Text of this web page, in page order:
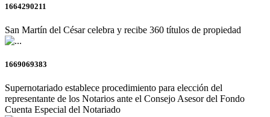
1664290211
San Martín del César celebra y recibe 360 títulos de propiedad
1669069383
Supernotariado establece procedimiento para elección del
representante de los Notarios ante el Consejo Asesor del Fondo
Cuenta Especial del Notariado